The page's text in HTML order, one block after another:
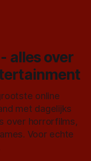
alles over
online
met dagelijks
over horrorfilms,
Voor echte